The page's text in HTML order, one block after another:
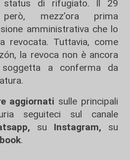
status di rifugiato. Il 29
mezz’ora prima
amministrativa che lo
revocata. Tuttavia, come
la revoca non è ancora
soggetta a conferma da
aggiornati sulle principali
seguiteci sul canale
su Instagram, su
.